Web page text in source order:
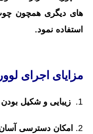
های دیگری همچون
استفاده نمود.
مزایای اجرای
زیبایی و شکیل
امکان دسترسی